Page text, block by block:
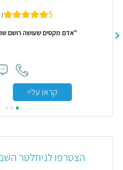
5 ( 19 חוות דעת )
"אדם מקסים שעושה רושם
קראו עליי
הצטרפו לניוזלטר